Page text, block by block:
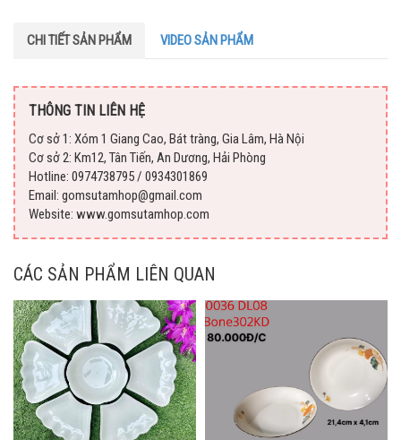
CHI TIẾT SẢN PHẨM VIDEO SẢN PHẨM
THÔNG TIN LIÊN HỆ
Cơ sở 1: Xóm 1 Giang Cao, Bát tràng, Gia Lâm, Hà Nội
Cơ sở 2: Km12, Tân Tiến, An Dương, Hải Phòng
Hotline: 0974738795 / 0934301869
Email: gomsutamhop@gmail.com
Website: www.gomsutamhop.com
CÁC SẢN PHẨM LIÊN QUAN